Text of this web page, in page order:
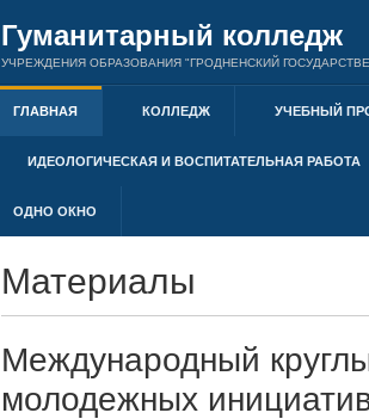
Гуманитарный колледж
УЧРЕЖДЕНИЯ ОБРАЗОВАНИЯ "ГРОДНЕНСКИЙ
ГЛАВНАЯ КОЛЛЕДЖ УЧЕБНЫЙ
ИДЕОЛОГИЧЕСКАЯ И ВОСПИТАТЕЛЬНАЯ РАБОТА
ОДНО ОКНО
Материалы
Международный
молодежных